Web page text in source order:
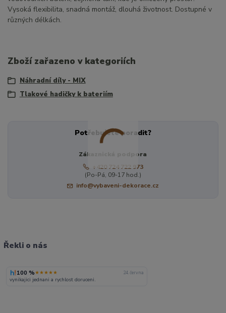
Vysoká flexibilita, snadná montáž, dlouhá životnost. Dostupné v
různých délkách.
Zboží zařazeno v kategoriích
Náhradní díly - MIX
Tlakové hadičky k bateriím
Potřebujete poradit?
Zákaznická podpora
+420 724 722 973
(Po-Pá, 09-17 hod.)
info@vybaveni-dekorace.cz
Řekli o nás
100 %★★★★★ 24. června
vynikajici jednani a rychlost doruceni.